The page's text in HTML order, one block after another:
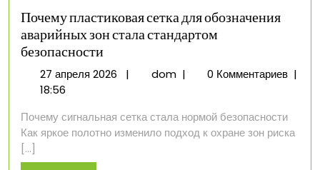
Почему пластиковая сетка для обозначения
аварийных зон стала стандартом
безопасности
27 апреля 202627| domПочему
для
обозначения
| 0 Комментариев |
18:56
Почему сигнальная сетка стала нормой безопасности
Как яркое полотно изменило подход к охране зон риска
[...]